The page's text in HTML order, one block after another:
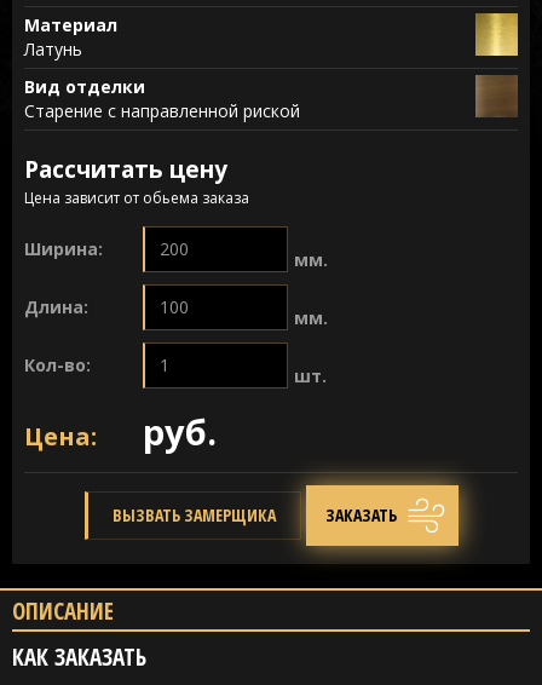
Материал
Латунь
Вид отделки
Старение с направленной риской
Рассчитать цену
Цена зависит от обьема заказа
Ширина: мм.
Длина: мм.
Кол-во: шт.
Цена: руб.
ВЫЗВАТЬ ЗАМЕРЩИКА ЗАКАЗАТЬ
ОПИСАНИЕ
КАК ЗАКАЗАТЬ